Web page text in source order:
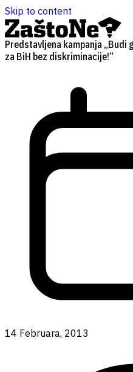
Skip to content
Predstavljena kampanja „Budi
za BiH bez diskriminacije!“
14 Februara, 2013